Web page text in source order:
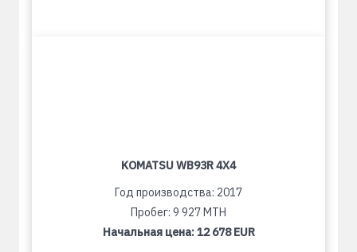
KOMATSU WB93R 4X4
Год производства: 2017
Пробег: 9 927 MTH
Начальная цена:12 678 EUR